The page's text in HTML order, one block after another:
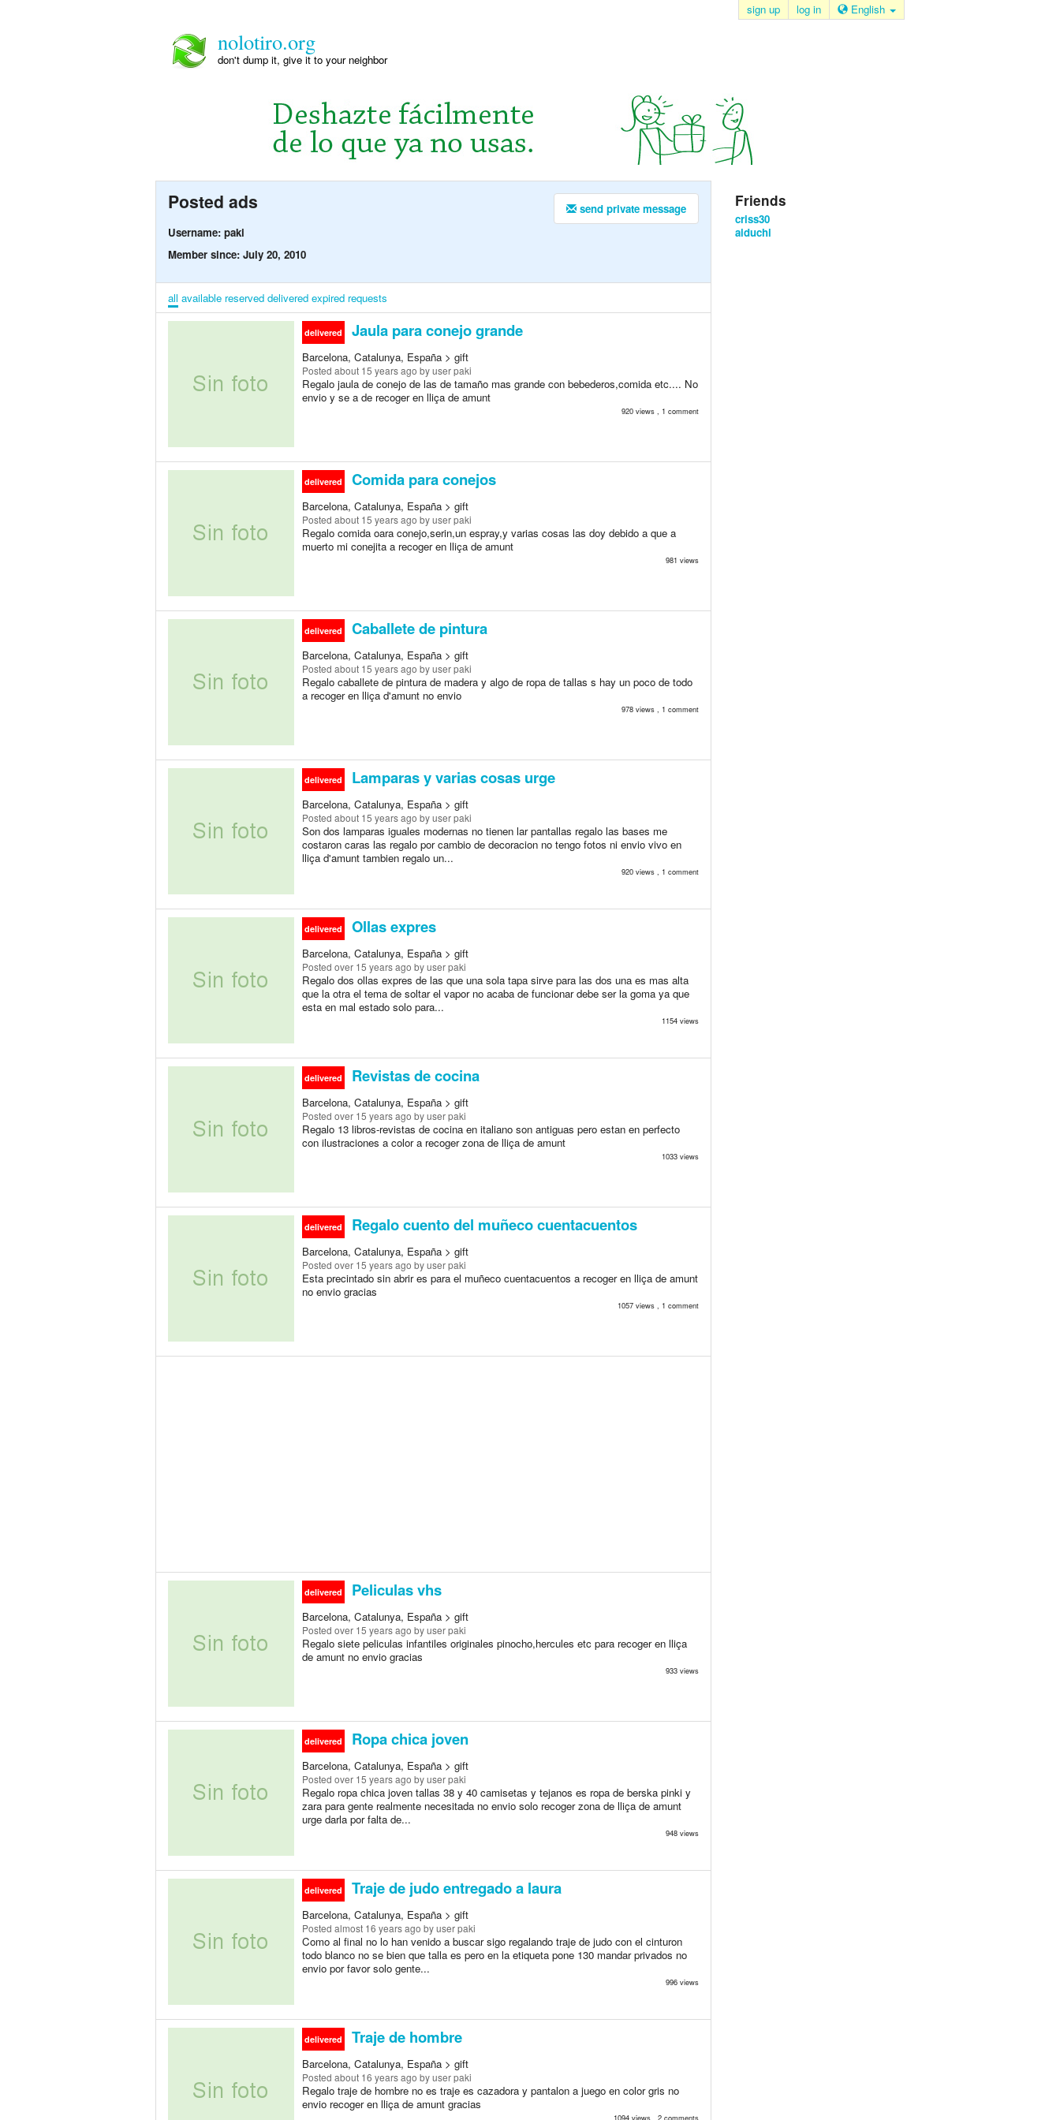
sign up log in English
nolotiro.org
don't dump it, give it to your neighbor
send private message
Posted ads
Username: paki
Member since: July 20, 2010
all available reserved delivered expired requests
delivered Jaula para conejo grande
Barcelona, Catalunya, España > gift
Posted about 15 years ago by user paki
Regalo jaula de conejo de las de tamaño mas grande con bebederos,comida etc.... No
envio y se a de recoger en lliça de amunt
920 views , 1 comment
delivered Comida para conejos
Barcelona, Catalunya, España > gift
Posted about 15 years ago by user paki
Regalo comida oara conejo,serin,un espray,y varias cosas las doy debido a que a
muerto mi conejita a recoger en lliça de amunt
981 views
delivered Caballete de pintura
Barcelona, Catalunya, España > gift
Posted about 15 years ago by user paki
Regalo caballete de pintura de madera y algo de ropa de tallas s hay un poco de todo
a recoger en lliça d'amunt no envio
978 views , 1 comment
delivered Lamparas y varias cosas urge
Barcelona, Catalunya, España > gift
Posted about 15 years ago by user paki
Son dos lamparas iguales modernas no tienen lar pantallas regalo las bases me
costaron caras las regalo por cambio de decoracion no tengo fotos ni envio vivo en
lliça d'amunt tambien regalo un...
920 views , 1 comment
delivered Ollas expres
Barcelona, Catalunya, España > gift
Posted over 15 years ago by user paki
Regalo dos ollas expres de las que una sola tapa sirve para las dos una es mas alta
que la otra el tema de soltar el vapor no acaba de funcionar debe ser la goma ya que
esta en mal estado solo para...
1154 views
delivered Revistas de cocina
Barcelona, Catalunya, España > gift
Posted over 15 years ago by user paki
Regalo 13 libros-revistas de cocina en italiano son antiguas pero estan en perfecto
con ilustraciones a color a recoger zona de lliça de amunt
1033 views
delivered Regalo cuento del muñeco cuentacuentos
Barcelona, Catalunya, España > gift
Posted over 15 years ago by user paki
Esta precintado sin abrir es para el muñeco cuentacuentos a recoger en lliça de amunt
no envio gracias
1057 views , 1 comment
delivered Peliculas vhs
Barcelona, Catalunya, España > gift
Posted over 15 years ago by user paki
Regalo siete peliculas infantiles originales pinocho,hercules etc para recoger en lliça
de amunt no envio gracias
933 views
delivered Ropa chica joven
Barcelona, Catalunya, España > gift
Posted over 15 years ago by user paki
Regalo ropa chica joven tallas 38 y 40 camisetas y tejanos es ropa de berska pinki y
zara para gente realmente necesitada no envio solo recoger zona de lliça de amunt
urge darla por falta de...
948 views
delivered Traje de judo entregado a laura
Barcelona, Catalunya, España > gift
Posted almost 16 years ago by user paki
Como al final no lo han venido a buscar sigo regalando traje de judo con el cinturon
todo blanco no se bien que talla es pero en la etiqueta pone 130 mandar privados no
envio por favor solo gente...
996 views
delivered Traje de hombre
Barcelona, Catalunya, España > gift
Posted about 16 years ago by user paki
Regalo traje de hombre no es traje es cazadora y pantalon a juego en color gris no
envio recoger en lliça de amunt gracias
1094 views , 2 comments
Friends
criss30
aiduchi